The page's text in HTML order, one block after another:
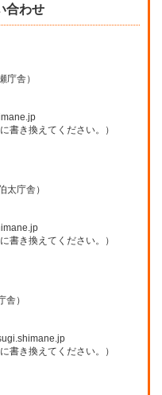
合わせ
庁舎）
書き換えてください。）
太庁舎）
書き換えてください。）
）
書き換えてください。）